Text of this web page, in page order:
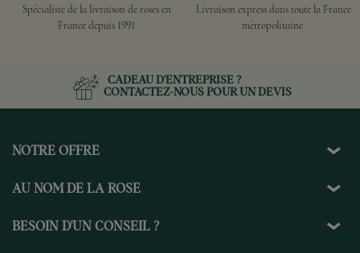
Spécialiste de la livraison de roses en
France depuis 1991
Livraison express dans toute la France
métropolitaine
CADEAU D'ENTREPRISE ?
CONTACTEZ-NOUSPOUR UN DEVIS
NOTRE OFFRE
AU NOM DE LA ROSE
BESOIN D'UN CONSEIL ?